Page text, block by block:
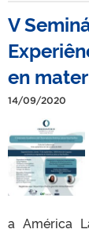
V
en
14/09/2020
a América